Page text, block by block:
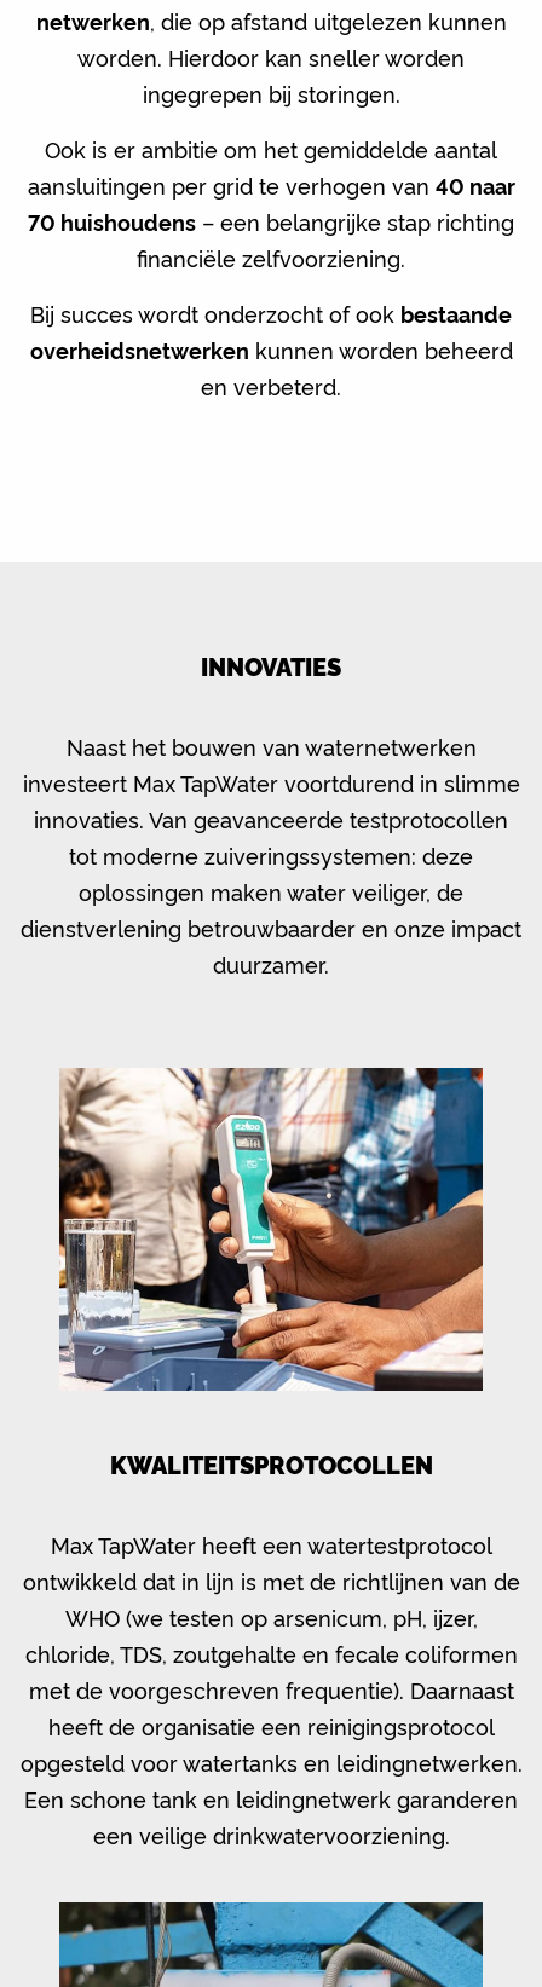
netwerken, die op afstand uitgelezen kunnen
worden. Hierdoor kan sneller worden
ingegrepen bij storingen.
Ook is er ambitie om het gemiddelde aantal
aansluitingen per grid te verhogen van 40 naar
70 huishoudens – een belangrijke stap richting
financiële zelfvoorziening.
Bij succes wordt onderzocht of ook bestaande
overheidsnetwerken kunnen worden beheerd
en verbeterd.
INNOVATIES
Naast het bouwen van waternetwerken
investeert Max TapWater voortdurend in slimme
innovaties. Van geavanceerde testprotocollen
tot moderne zuiveringssystemen: deze
oplossingen maken water veiliger, de
dienstverlening betrouwbaarder en onze impact
duurzamer.
KWALITEITSPROTOCOLLEN
Max TapWater heeft een water­testprotocol
ontwikkeld dat in lijn is met de richtlijnen van de
WHO (we testen op arsenicum, pH, ijzer,
chloride, TDS, zoutgehalte en fecale coliformen
met de voorgeschreven frequentie). Daarnaast
heeft de organisatie een reinigingsprotocol
opgesteld voor watertanks en leidingnetwerken.
Een schone tank en leidingnetwerk garanderen
een veilige drinkwatervoorziening.